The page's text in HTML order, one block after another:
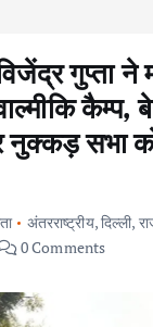
गुप्ता ने
कैम्प,
नुक्कड़ सभा
अंतरराष्ट्रीय,दिल्ली,
0 Comments